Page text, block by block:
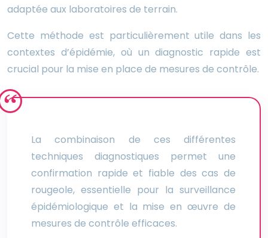
adaptée aux laboratoires de terrain.
Cette méthode est particulièrement utile dans les
contextes d’épidémie, où un diagnostic rapide est
crucial pour la mise en place de mesures de contrôle.
La combinaison de ces différentes
techniques diagnostiques permet une
confirmation rapide et fiable des cas de
rougeole, essentielle pour la surveillance
épidémiologique et la mise en œuvre de
mesures de contrôle efficaces.